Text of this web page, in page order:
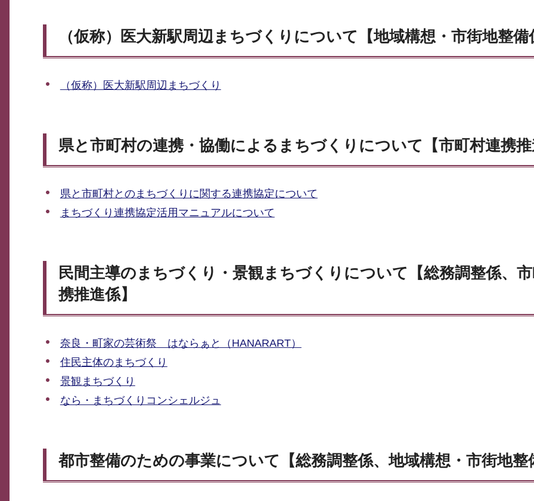
（仮称）医大新駅周辺まちづくりについて【地域構想・市街地整備
（仮称）医大新駅周辺まちづくり
県と市町村の連携・協働によるまちづくりについて【市町村連携
県と市町村とのまちづくりに関する連携協定について
まちづくり連携協定活用マニュアルについて
民間主導のまちづくり・景観まちづくりについて【総務調整係、
携推進係】
奈良・町家の芸術祭 はならぁと（HANARART）
住民主体のまちづくり
景観まちづくり
なら・まちづくりコンシェルジュ
都市整備のための事業について【総務調整係、地域構想・市街地整